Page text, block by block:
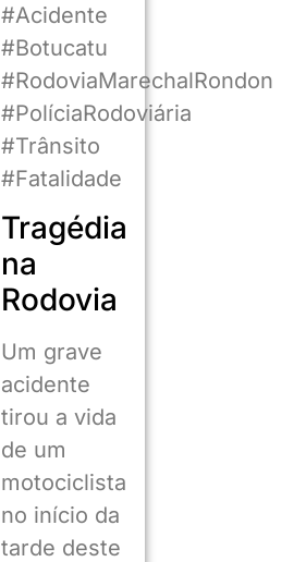
#Acidente
#Botucatu
#RodoviaMarechalRondon
#PolíciaRodoviária
#Trânsito
#Fatalidade
Tragédia
na
Rodovia
Um grave
acidente
tirou a vida
de um
motociclista
no início da
tarde deste